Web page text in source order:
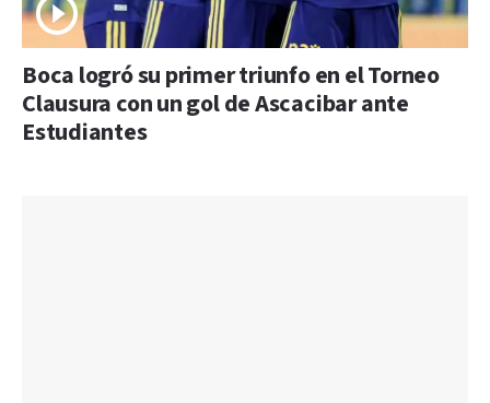
Boca logró su primer triunfo en el Torneo
Clausura con un gol de Ascacibar ante
Estudiantes